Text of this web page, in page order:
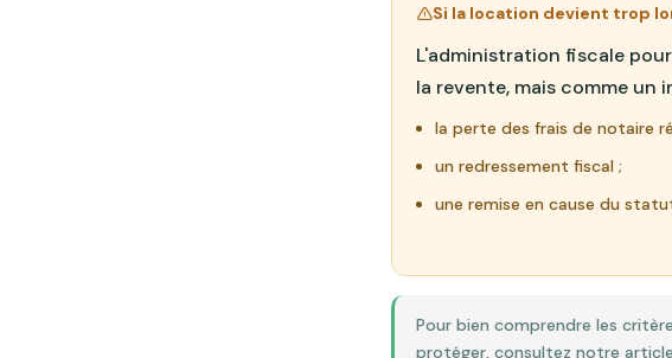
Si la location devient trop
L'administration fiscale
la revente, mais comme un
la perte des frais de notaire
un redressement fiscal ;
une remise en cause du
Pour bien comprendre les
protéger, consultez notre